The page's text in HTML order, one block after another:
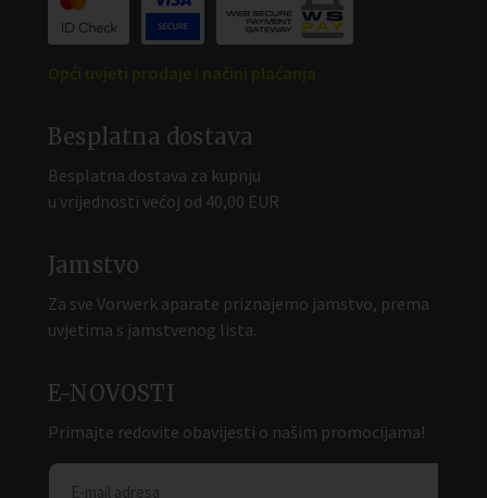
Besplatna dostava
Besplatna dostava za kupnju
u vrijednosti većoj od 40,00 EUR
Jamstvo
Za sve Vorwerk aparate priznajemo jamstvo, prema
uvjetima s jamstvenog lista.
E-NOVOSTI
Primajte redovite obavijesti o našim promocijama!